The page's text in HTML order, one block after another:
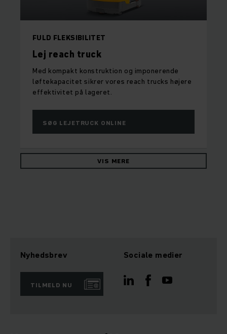
FULD FLEKSIBILITET
Lej reach truck
Med kompakt konstruktion og imponerende
løftekapacitet sikrer vores reach trucks højere
effektivitet på lageret.
SØG LEJETRUCK ONLINE
VIS MERE
Nyhedsbrev
TILMELD NU
Sociale medier